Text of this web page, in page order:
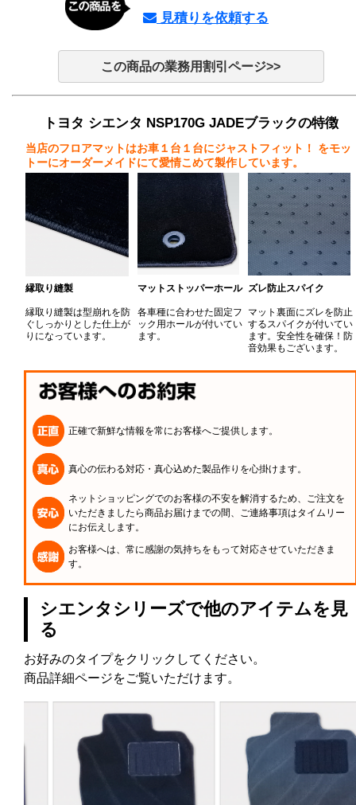
見積りを依頼する
この商品の業務用割引ページ>>
トヨタ シエンタ NSP170G JADEブラックの特徴
当店のフロアマットはお車１台１台にジャストフィット！
をモッ
トーにオーダーメイドにて愛情こめて製作しています。
縁取り縫製
縁取り縫製は型崩れを防
ぐしっかりとした仕上が
りになっています。
マットストッパーホール
各車種に合わせた固定フ
ック用ホールが付いてい
ます。
ズレ防止スパイク
マット裏面にズレを防止
するスパイクが付いてい
ます。安全性を確保！防
音効果もございます。
正確で新鮮な情報を常にお客様へご提供します。
真心の伝わる対応・真心込めた製品作りを心掛けます。
ネットショッピングでのお客様の不安を解消するため、ご注文を
いただきましたら商品お届けまでの間、ご連絡事項はタイムリー
にお伝えします。
お客様へは、常に感謝の気持ちをもって対応させていただきま
す。
シエンタシリーズで他のアイテムを見
る
お好みのタイプをクリックしてください。
商品詳細ページをご覧いただけます。